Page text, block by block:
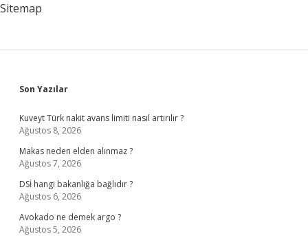
Sitemap
Sidebar
Son Yazılar
Kuveyt Türk nakit avans limiti nasıl artırılır ?
Ağustos 8, 2026
Makas neden elden alınmaz ?
Ağustos 7, 2026
DSİ hangi bakanlığa bağlıdır ?
Ağustos 6, 2026
Avokado ne demek argo ?
Ağustos 5, 2026